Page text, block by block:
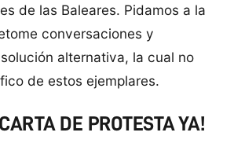
de las Baleares. Pidamos a la
conversaciones y
alternativa, la cual no
de estos ejemplares.
DE PROTESTA YA!